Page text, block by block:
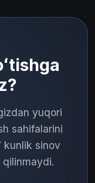
yuqori
sahifalarini
kunlik sinov